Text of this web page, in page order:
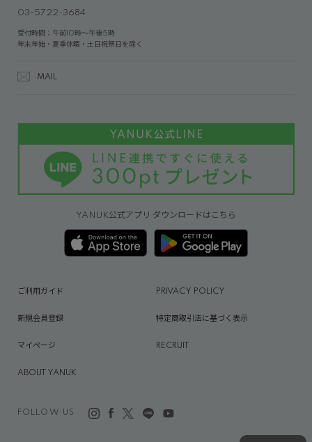
03-5722-3684
受付時間：午前10時～午後5時
年末年始・夏季休暇・土日祝祭日を除く
MAIL
YANUK公式アプリ ダウンロードはこちら
FOLLOW US
ご利用ガイド PRIVACY POLICY
新規会員登録 特定商取引法に基づく表示
マイページ RECRUIT
ABOUT YANUK